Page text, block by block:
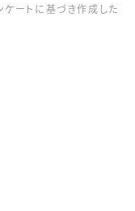
ートに基づき作成した